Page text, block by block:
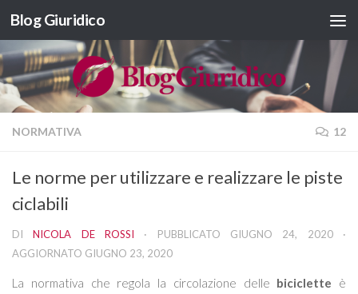
Salta al contenuto
Blog Giuridico
NORMATIVA 12
Le norme per utilizzare e realizzare le piste
ciclabili
DINICOLA DE ROSSI · PUBBLICATO GIUGNO 24, 2020·
AGGIORNATO GIUGNO 23, 2020
La normativa che regola la circolazione delle biciclette è